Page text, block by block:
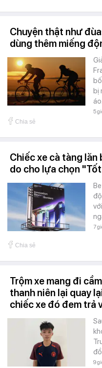
Chuyện thật như
dùng thêm miếng
bị
áo…
5
Chia sẻ
Chiếc xe cà tàng
do cho lựa chọn
7
Chia sẻ
Trộm xe mang đi
thanh niên lại quay
chiếc xe đó đem trả
9